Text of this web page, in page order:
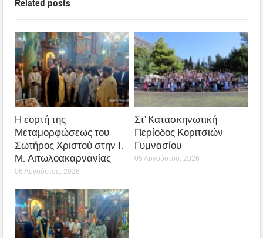
Related posts
Η εορτή της
Μεταμορφώσεως του
Σωτήρος Χριστού στην Ι.
Μ. Αιτωλοακαρνανίας
06 Αυγούστου, 2026
Στ’ Κατασκηνωτική
Περίοδος Κοριτσιών
Γυμνασίου
05 Αυγούστου, 2026